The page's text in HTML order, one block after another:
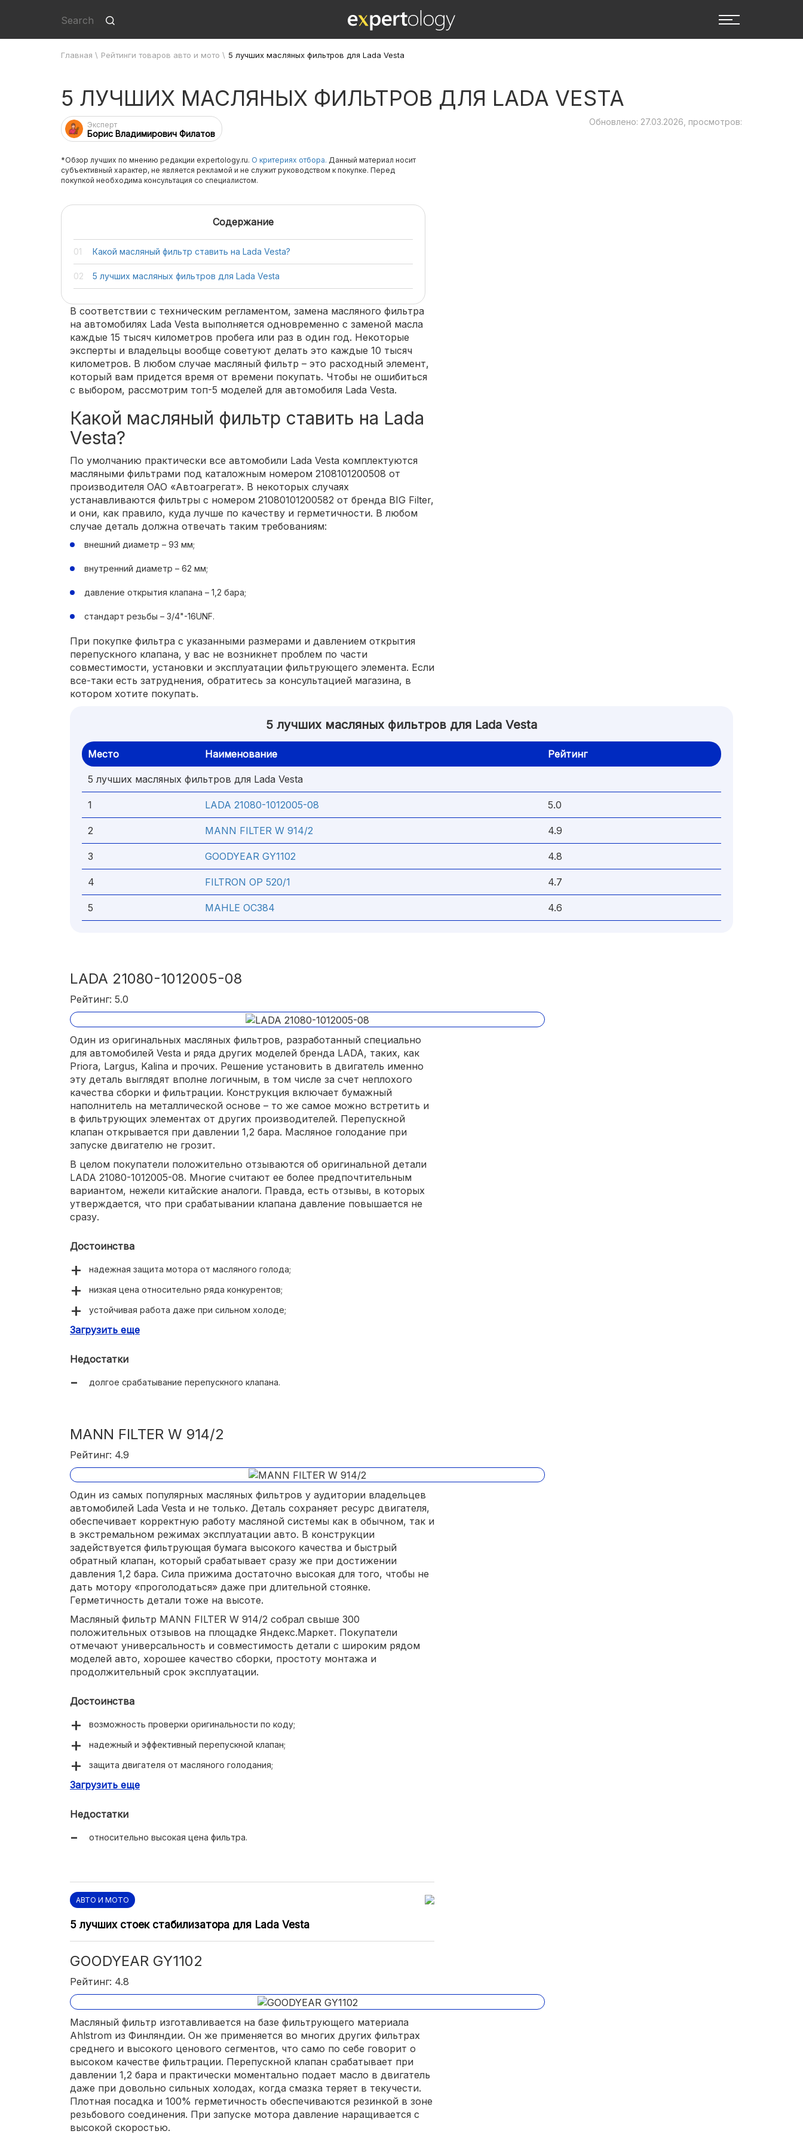
Главная \ Рейтинги товаров авто и мото \ 5 лучших масляных фильтров для Lada Vesta
5 ЛУЧШИХ МАСЛЯНЫХ ФИЛЬТРОВ ДЛЯ LADA VESTA
Эксперт
Борис Владимирович Филатов
Обновлено: 27.03.2026, просмотров:
*Обзор лучших по мнению редакции expertology.ru. О критериях отбора. Данный материал носит
субъективный характер, не является рекламой и не служит руководством к покупке. Перед
покупкой необходима консультация со специалистом.
Содержание
Какой масляный фильтр ставить на Lada Vesta?
5 лучших масляных фильтров для Lada Vesta
В соответствии с техническим регламентом, замена масляного фильтра
на автомобилях Lada Vesta выполняется одновременно с заменой масла
каждые 15 тысяч километров пробега или раз в один год. Некоторые
эксперты и владельцы вообще советуют делать это каждые 10 тысяч
километров. В любом случае масляный фильтр – это расходный элемент,
который вам придется время от времени покупать. Чтобы не ошибиться
с выбором, рассмотрим топ-5 моделей для автомобиля Lada Vesta.
Какой масляный фильтр ставить на Lada
Vesta?
По умолчанию практически все автомобили Lada Vesta комплектуются
масляными фильтрами под каталожным номером 2108101200508 от
производителя ОАО «Автоагрегат». В некоторых случаях
устанавливаются фильтры с номером 21080101200582 от бренда BIG Filter,
и они, как правило, куда лучше по качеству и герметичности. В любом
случае деталь должна отвечать таким требованиям:
внешний диаметр – 93 мм;
внутренний диаметр – 62 мм;
давление открытия клапана – 1,2 бара;
стандарт резьбы – 3/4"-16UNF.
При покупке фильтра с указанными размерами и давлением открытия
перепускного клапана, у вас не возникнет проблем по части
совместимости, установки и эксплуатации фильтрующего элемента. Если
все-таки есть затруднения, обратитесь за консультацией магазина, в
котором хотите покупать.
5 лучших масляных фильтров для Lada Vesta
Место Наименование Рейтинг
5 лучших масляных фильтров для Lada Vesta
1 LADA 21080-1012005-08 5.0
2 MANN FILTER W 914/2 4.9
3 GOODYEAR GY1102 4.8
4 FILTRON OP 520/1 4.7
5 MAHLE OC384 4.6
LADA 21080-1012005-08
Рейтинг: 5.0
Один из оригинальных масляных фильтров, разработанный специально
для автомобилей Vesta и ряда других моделей бренда LADA, таких, как
Priora, Largus, Kalina и прочих. Решение установить в двигатель именно
эту деталь выглядят вполне логичным, в том числе за счет неплохого
качества сборки и фильтрации. Конструкция включает бумажный
наполнитель на металлической основе – то же самое можно встретить и
в фильтрующих элементах от других производителей. Перепускной
клапан открывается при давлении 1,2 бара. Масляное голодание при
запуске двигателю не грозит.
В целом покупатели положительно отзываются об оригинальной детали
LADA 21080-1012005-08. Многие считают ее более предпочтительным
вариантом, нежели китайские аналоги. Правда, есть отзывы, в которых
утверждается, что при срабатывании клапана давление повышается не
сразу.
Достоинства
надежная защита мотора от масляного голода;
низкая цена относительно ряда конкурентов;
устойчивая работа даже при сильном холоде;
хорошая герметичность всей конструкции.
Загрузить еще
Недостатки
долгое срабатывание перепускного клапана.
MANN FILTER W 914/2
Рейтинг: 4.9
Один из самых популярных масляных фильтров у аудитории владельцев
автомобилей Lada Vesta и не только. Деталь сохраняет ресурс двигателя,
обеспечивает корректную работу масляной системы как в обычном, так и
в экстремальном режимах эксплуатации авто. В конструкции
задействуется фильтрующая бумага высокого качества и быстрый
обратный клапан, который срабатывает сразу же при достижении
давления 1,2 бара. Сила прижима достаточно высокая для того, чтобы не
дать мотору «проголодаться» даже при длительной стоянке.
Герметичность детали тоже на высоте.
Масляный фильтр MANN FILTER W 914/2 собрал свыше 300
положительных отзывов на площадке Яндекс.Маркет. Покупатели
отмечают универсальность и совместимость детали с широким рядом
моделей авто, хорошее качество сборки, простоту монтажа и
продолжительный срок эксплуатации.
Достоинства
возможность проверки оригинальности по коду;
надежный и эффективный перепускной клапан;
защита двигателя от масляного голодания;
герметичность и длительный период службы.
Загрузить еще
Недостатки
относительно высокая цена фильтра.
АВТО И МОТО
5 лучших стоек стабилизатора для Lada Vesta
GOODYEAR GY1102
Рейтинг: 4.8
Масляный фильтр изготавливается на базе фильтрующего материала
Ahlstrom из Финляндии. Он же применяется во многих других фильтрах
среднего и высокого ценового сегментов, что само по себе говорит о
высоком качестве фильтрации. Перепускной клапан срабатывает при
давлении 1,2 бара и практически моментально подает масло в двигатель
даже при довольно сильных холодах, когда смазка теряет в текучести.
Плотная посадка и 100% герметичность обеспечиваются резинкой в зоне
резьбового соединения. При запуске мотора давление наращивается с
высокой скоростью.